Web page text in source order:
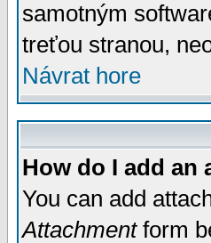
samotným
treťou stranou,
Návrat hore
How do I add an
You can add
Attachmentform